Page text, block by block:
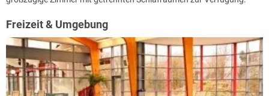
Freizeit & Umgebung